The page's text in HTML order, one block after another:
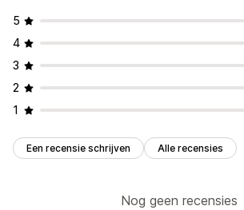
5
4
3
2
1
Een recensie schrijven Alle recensies
Nog geen recensies